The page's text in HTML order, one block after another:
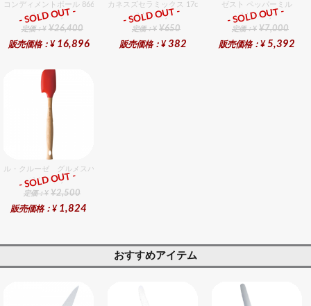
コンディメントボール 8660 48個入りセット
総合ﾗﾝｷﾝｸﾞ
定価：¥ ¥26,400
販売価格：¥ 16,896
- SOLD OUT -
カネスズセラミックス 17cmパン
総合ﾗﾝｷﾝｸﾞ
定価：¥ ¥650
販売価格：¥ 382
- SOLD OUT -
ゼスト ペッパーミル
総合ﾗﾝｷﾝｸﾞ
定価：¥ ¥7,000
販売価格：¥ 5,392
- SOLD OUT -
ル・クルーゼ グルメスパチュラVS （M）チェリーレッド
総合ﾗﾝｷﾝｸﾞ
定価：¥ ¥2,500
販売価格：¥ 1,824
- SOLD OUT -
おすすめアイテム